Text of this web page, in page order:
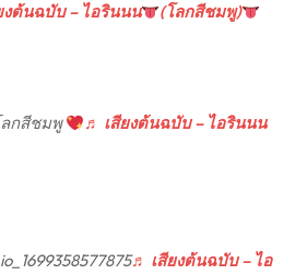
ต้นฉบับ – ไอรินนน (โลกสีชมพู)
ลกสีชมพู
♬ เสียงต้นฉบับ – ไอรินนน
♬ เสียงต้นฉบับ – ไอ